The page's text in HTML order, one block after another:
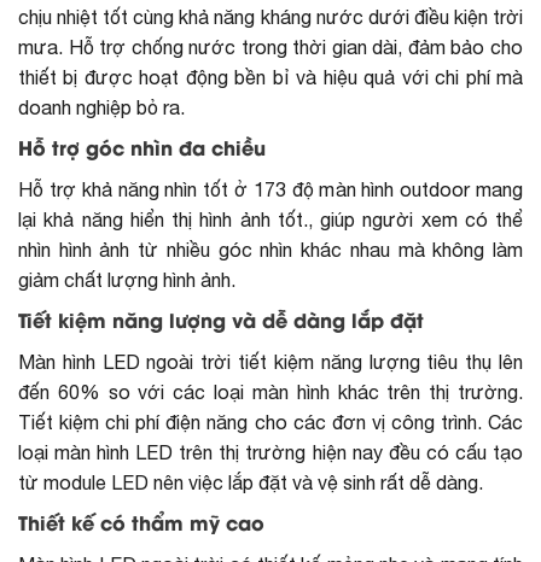
chịu nhiệt tốt cùng khả năng kháng nước dưới điều kiện trời
mưa. Hỗ trợ chống nước trong thời gian dài, đảm bảo cho
thiết bị được hoạt động bền bỉ và hiệu quả với chi phí mà
doanh nghiệp bỏ ra.
Hỗ trợ góc nhìn đa chiều
Hỗ trợ khả năng nhìn tốt ở 173 độ màn hình outdoor mang
lại khả năng hiển thị hình ảnh tốt., giúp người xem có thể
nhìn hình ảnh từ nhiều góc nhìn khác nhau mà không làm
giảm chất lượng hình ảnh.
Tiết kiệm năng lượng và dễ dàng lắp đặt
Màn hình LED ngoài trời tiết kiệm năng lượng tiêu thụ lên
đến 60% so với các loại màn hình khác trên thị trường.
Tiết kiệm chi phí điện năng cho các đơn vị công trình. Các
loại màn hình LED trên thị trường hiện nay đều có cấu tạo
từ module LED nên việc lắp đặt và vệ sinh rất dễ dàng.
Thiết kế có thẩm mỹ cao